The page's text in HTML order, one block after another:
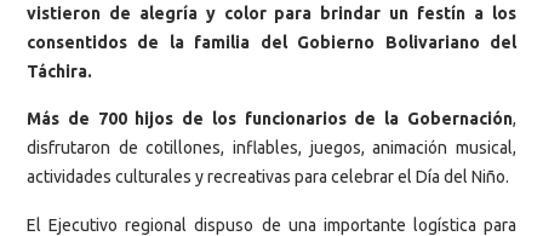
vistieron de alegría y color para brindar un festín a los
consentidos de la familia del Gobierno Bolivariano del
Táchira.
Más de 700 hijos de los funcionarios de la Gobernación,
disfrutaron de cotillones, inflables, juegos, animación musical,
actividades culturales y recreativas para celebrar el Día del Niño.
El Ejecutivo regional dispuso de una importante logística para